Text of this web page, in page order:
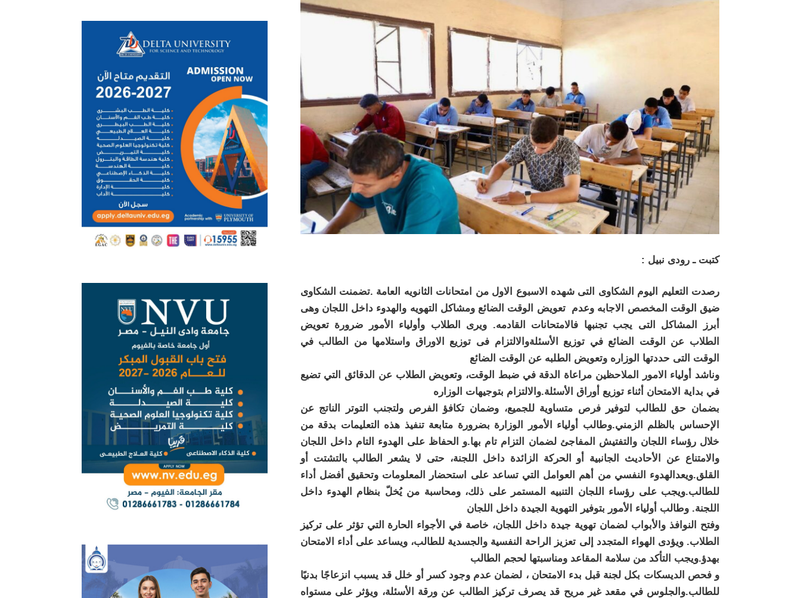
كتبت ـ رودى نبيل :
رصدت التعليم اليوم الشكاوى التى شهده الاسبوع الاول من امتحانات الثانويه العامة .تضمنت الشكاوى
ضيق الوقت المخصص الاجابه وعدم تعويض الوقت الضائع ومشاكل التهويه والهدوء داخل اللجان وهى
أبرز المشاكل التى يجب تجنبها فالامتحانات القادمه. ويرى الطلاب وأولياء الأمور ضرورة تعويض
الطلاب عن الوقت الضائع في توزيع الأسئلةوالالتزام فى توزيع الاوراق واستلامها من الطالب في
الوقت التى حددتها الوزاره وتعويض الطلبه عن الوقت الضائع
وناشد أولياء الامور الملاحظين مراعاة الدقة في ضبط الوقت، وتعويض الطلاب عن الدقائق التي تضيع
في بداية الامتحان أثناء توزيع أوراق الأسئلة.والالتزام بتوجيهات الوزاره
بضمان حق للطالب لتوفير فرص متساوية للجميع، وضمان تكافؤ الفرص ولتجنب التوتر الناتج عن
الإحساس بالظلم الزمني.وطالب أولياء الأمور الوزارة بضرورة متابعة تنفيذ هذه التعليمات بدقة من
خلال رؤساء اللجان والتفتيش المفاجئ لضمان التزام تام بها.و الحفاظ على الهدوء التام داخل اللجان
والامتناع عن الأحاديث الجانبية أو الحركة الزائدة داخل اللجنة، حتى لا يشعر الطالب بالتشتت أو
القلق.ويعدالهدوء النفسي من أهم العوامل التي تساعد على استحضار المعلومات وتحقيق أفضل أداء
للطالب.ويجب على رؤساء اللجان التنبيه المستمر على ذلك، ومحاسبة من يُخلّ بنظام الهدوء داخل
اللجنة. وطالب أولياء الأمور بتوفير التهوية الجيدة داخل اللجان
وفتح النوافذ والأبواب لضمان تهوية جيدة داخل اللجان، خاصة في الأجواء الحارة التي تؤثر على تركيز
الطلاب. ويؤدى الهواء المتجدد إلى تعزيز الراحة النفسية والجسدية للطالب، ويساعد على أداء الامتحان
بهدؤ.ويجب التأكد من سلامة المقاعد ومناسبتها لحجم الطالب
و فحص الديسكات بكل لجنة قبل بدء الامتحان ، لضمان عدم وجود كسر أو خلل قد يسبب انزعاجًا بدنيًا
للطالب.والجلوس في مقعد غير مريح قد يصرف تركيز الطالب عن ورقة الأسئلة، ويؤثر على مستواه